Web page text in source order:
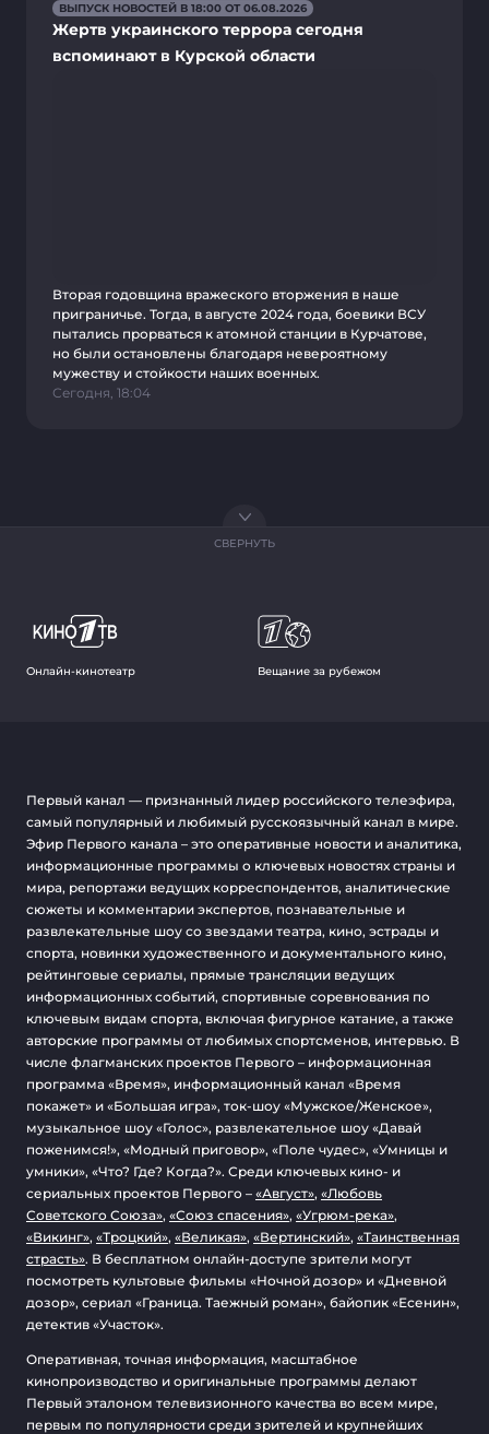
ВЫПУСК НОВОСТЕЙ В 18:00 ОТ 06.08.2026
Жертв украинского террора сегодня
вспоминают в Курской области
Вторая годовщина вражеского вторжения в наше
приграничье. Тогда, в августе 2024 года, боевики ВСУ
пытались прорваться к атомной станции в Курчатове,
но были остановлены благодаря невероятному
мужеству и стойкости наших военных.
Сегодня, 18:04
СВЕРНУТЬ
Онлайн-кинотеатр Вещание за рубежом
Первый канал — признанный лидер российского телеэфира,
самый популярный и любимый русскоязычный канал в мире.
Эфир Первого канала – это оперативные новости и аналитика,
информационные программы о ключевых новостях страны и
мира, репортажи ведущих корреспондентов, аналитические
сюжеты и комментарии экспертов, познавательные и
развлекательные шоу со звездами театра, кино, эстрады и
спорта, новинки художественного и документального кино,
рейтинговые сериалы, прямые трансляции ведущих
информационных событий, спортивные соревнования по
ключевым видам спорта, включая фигурное катание, а также
авторские программы от любимых спортсменов, интервью. В
числе флагманских проектов Первого – информационная
программа «Время», информационный канал «Время
покажет» и «Большая игра», ток-шоу «Мужское/Женское»,
музыкальное шоу «Голос», развлекательное шоу «Давай
поженимся!», «Модный приговор», «Поле чудес», «Умницы и
умники», «Что? Где? Когда?». Среди ключевых кино- и
сериальных проектов Первого – «Август», «Любовь
Советского Союза», «Союз спасения», «Угрюм-река»,
«Викинг», «Троцкий», «Великая», «Вертинский», «Таинственная
страсть». В бесплатном онлайн-доступе зрители могут
посмотреть культовые фильмы «Ночной дозор» и «Дневной
дозор», сериал «Граница. Таежный роман», байопик «Есенин»,
детектив «Участок».
Оперативная, точная информация, масштабное
кинопроизводство и оригинальные программы делают
Первый эталоном телевизионного качества во всем мире,
первым по популярности среди зрителей и крупнейших